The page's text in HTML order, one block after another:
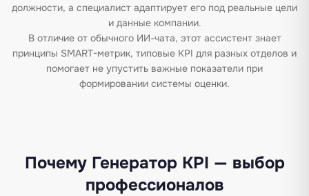
должности, а специалист адаптирует его под реальные цели
и данные компании.
В отличие от обычного ИИ-чата, этот ассистент знает
принципы SMART-метрик, типовые KPI для разных отделов и
помогает не упустить важные показатели при
формировании системы оценки.
Почему Генератор KPI — выбор
профессионалов